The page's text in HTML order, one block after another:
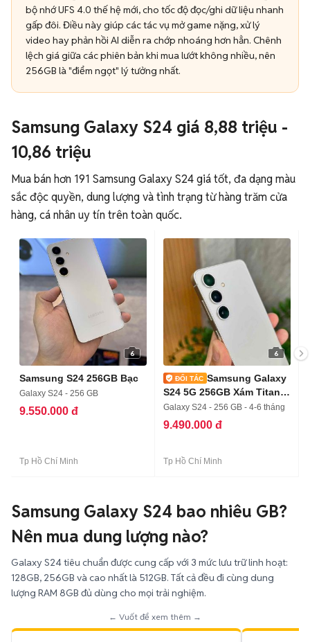
bộ nhớ UFS 4.0 thế hệ mới, cho tốc độ đọc/ghi dữ liệu nhanh
gấp đôi. Điều này giúp các tác vụ mở game nặng, xử lý
video hay phản hồi AI diễn ra chớp nhoáng hơn hẳn. Chênh
lệch giá giữa các phiên bản khi mua lướt không nhiều, nên
256GB là "điểm ngọt" lý tưởng nhất.
Samsung Galaxy S24 giá 8,88 triệu -
10,86 triệu
Mua bán hơn 191 Samsung Galaxy S24 giá tốt, đa dạng màu
sắc độc quyền, dung lượng và tình trạng từ hàng trăm cửa
hàng, cá nhân uy tín trên toàn quốc.
6
Samsung S24 256GB Bạc
Galaxy S24 - 256 GB
9.550.000 đ
Tp Hồ Chí Minh
6
Samsung Galaxy
S24 5G 256GB Xám Titan,
Trả Góp
Galaxy S24 - 256 GB - 4-6 tháng
9.490.000 đ
Tp Hồ Chí Minh
Samsung Galaxy S24 bao nhiêu GB?
Nên mua dung lượng nào?
Galaxy S24 tiêu chuẩn được cung cấp với 3 mức lưu trữ linh hoạt:
128GB, 256GB và cao nhất là 512GB. Tất cả đều đi cùng dung
lượng RAM 8GB đủ dùng cho mọi trải nghiệm.
← Vuốt để xem thêm →